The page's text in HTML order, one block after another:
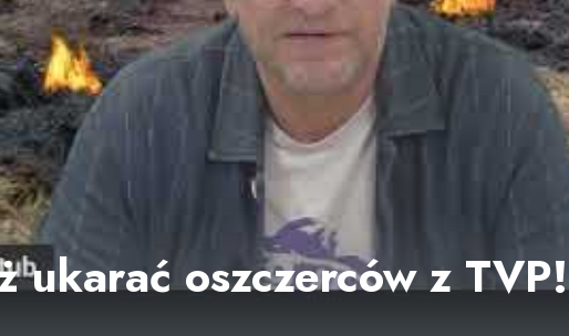
ukarać oszczerców z TVP!